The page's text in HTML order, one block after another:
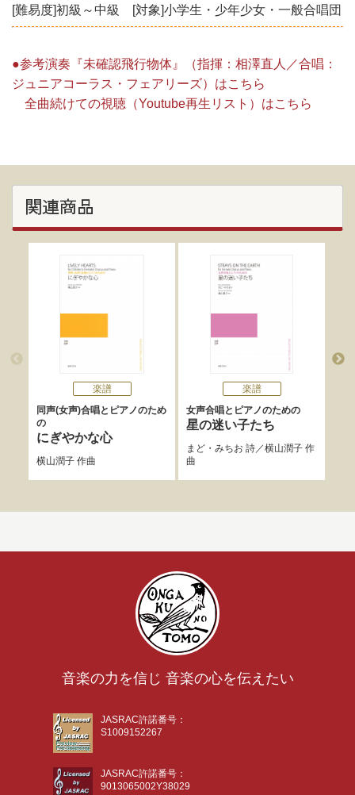
[難易度]初級～中級 [対象]小学生・少年少女・一般合唱団
●参考演奏『未確認飛行物体』（指揮：相澤直人／合唱：
ジュニアコーラス・フェアリーズ）はこちら
全曲続けての視聴（Youtube再生リスト）はこちら
関連商品
楽譜
同声(女声)合唱とピアノのため
の
にぎやかな心
横山潤子作曲
楽譜
女声合唱とピアノのための
星の迷い子たち
まど・みちお 詩／横山潤子作
曲
音楽の力を信じ 音楽の心を伝えたい
JASRAC許諾番号：
S1009152267
JASRAC許諾番号：
9013065002Y38029